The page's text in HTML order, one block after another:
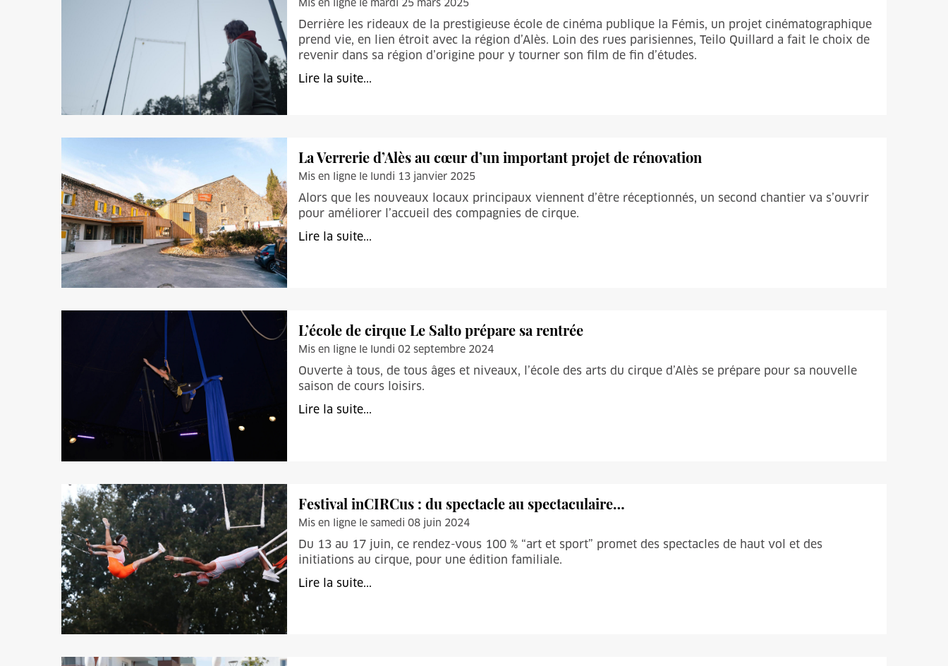
Mis en ligne le mardi 25 mars 2025
Derrière les rideaux de la prestigieuse école de cinéma publique la Fémis, un projet cinématographique
prend vie, en lien étroit avec la région d’Alès. Loin des rues parisiennes, Teilo Quillard a fait le choix de
revenir dans sa région d’origine pour y tourner son film de fin d’études.
Lire la suite...
La Verrerie d’Alès au cœur d’un important projet de rénovation
Mis en ligne le lundi 13 janvier 2025
Alors que les nouveaux locaux principaux viennent d’être réceptionnés, un second chantier va s’ouvrir
pour améliorer l’accueil des compagnies de cirque.
Lire la suite...
L’école de cirque Le Salto prépare sa rentrée
Mis en ligne le lundi 02 septembre 2024
Ouverte à tous, de tous âges et niveaux, l’école des arts du cirque d’Alès se prépare pour sa nouvelle
saison de cours loisirs.
Lire la suite...
Festival inCIRCus : du spectacle au spectaculaire…
Mis en ligne le samedi 08 juin 2024
Du 13 au 17 juin, ce rendez-vous 100 % “art et sport” promet des spectacles de haut vol et des
initiations au cirque, pour une édition familiale.
Lire la suite...